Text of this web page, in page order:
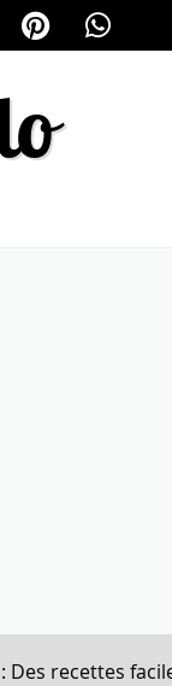
recettes